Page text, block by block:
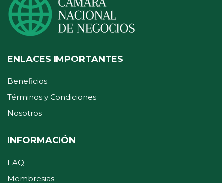
ENLACES IMPORTANTES
Beneficios
Términos y Condiciones
Nosotros
INFORMACIÓN
FAQ
Membresias